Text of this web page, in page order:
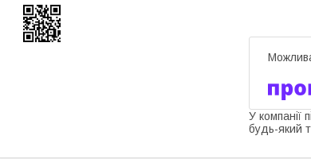
У компанії
будь-який